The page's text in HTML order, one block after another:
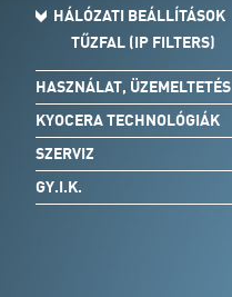
HÁLÓZATI BEÁLLÍTÁSOK
TŰZFAL (IP FILTERS)
HASZNÁLAT, ÜZEMELTETÉS
KYOCERA TECHNOLÓGIÁK
SZERVIZ
GY.I.K.